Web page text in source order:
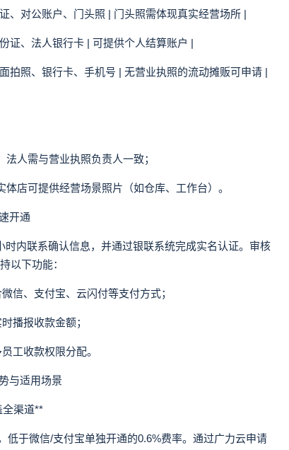
对公账户、门头照 | 门头照需体现真实经营场所 |
、法人银行卡 | 可提供个人结算账户 |
照、银行卡、手机号 | 无营业执照的流动摊贩可申请 |
人需与营业执照负责人一致；
可提供经营场景照片（如仓库、工作台）。
开通
内联系确认信息，并通过银联系统完成实名认证。审核
以下功能：
、支付宝、云闪付等支付方式；
播报收款金额；
收款权限分配。
与适用场景
渠道**
于微信/支付宝单独开通的0.6%费率。通过广力云申请